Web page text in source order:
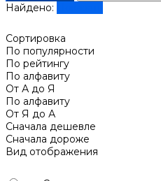
Найдено:
Сортировка
По популярности
По рейтингу
По алфавиту
От А до Я
По алфавиту
От Я до А
Сначала дешевле
Сначала дороже
Вид отображения